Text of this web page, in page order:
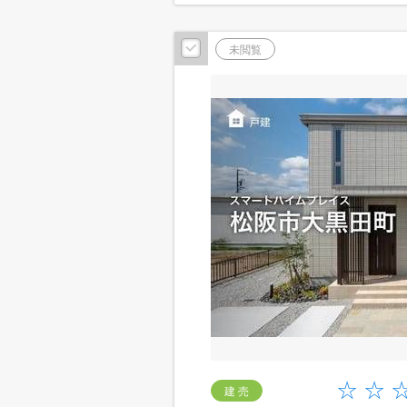
未閲覧
建 売